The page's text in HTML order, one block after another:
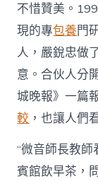
不惜贊美。
現的專包養門
人，嚴銳忠做
意。合伙人分
城晚報》一篇
較 ，也讓人們
“微音師長教
賓館飲早茶，